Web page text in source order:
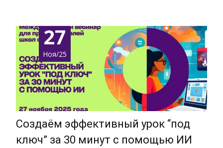
27
Ноя/25
Создаём эффективный урок “под
ключ” за 30 минут с помощью ИИ